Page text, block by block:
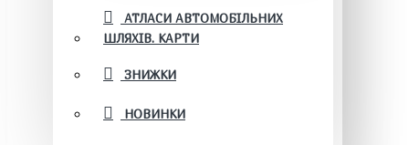
АТЛАСИ АВТОМОБІЛЬНИХ
ШЛЯХІВ. КАРТИ
ЗНИЖКИ
НОВИНКИ